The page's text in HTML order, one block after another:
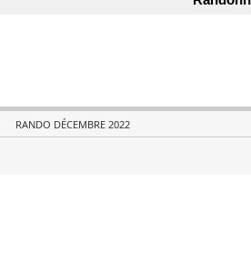
RANDO DÉCEMBRE 2022